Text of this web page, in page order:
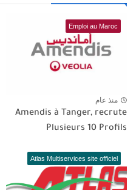
Emploi au Maroc
منذ عام
Amendis à Tanger, recrute
Plusieurs 10 Profils
Atlas Multiservices site officiel